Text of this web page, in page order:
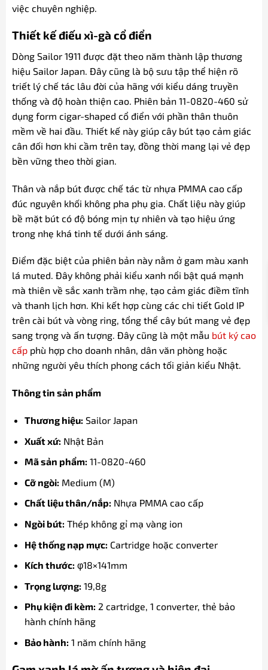
việc chuyên nghiệp.
Thiết kế điếu xì-gà cổ điển
Dòng Sailor 1911 được đặt theo năm thành lập thương
hiệu Sailor Japan. Đây cũng là bộ sưu tập thể hiện rõ
triết lý chế tác lâu đời của hãng với kiểu dáng truyền
thống và độ hoàn thiện cao. Phiên bản 11-0820-460 sử
dụng form cigar-shaped cổ điển với phần thân thuôn
mềm về hai đầu. Thiết kế này giúp cây bút tạo cảm giác
cân đối hơn khi cầm trên tay, đồng thời mang lại vẻ đẹp
bền vững theo thời gian.
Thân và nắp bút được chế tác từ nhựa PMMA cao cấp
đúc nguyên khối không pha phụ gia. Chất liệu này giúp
bề mặt bút có độ bóng mịn tự nhiên và tạo hiệu ứng
trong nhẹ khá tinh tế dưới ánh sáng.
Điểm đặc biệt của phiên bản này nằm ở gam màu xanh
lá muted. Đây không phải kiểu xanh nổi bật quá mạnh
mà thiên về sắc xanh trầm nhẹ, tạo cảm giác điềm tĩnh
và thanh lịch hơn. Khi kết hợp cùng các chi tiết Gold IP
trên cài bút và vòng ring, tổng thể cây bút mang vẻ đẹp
sang trọng và ấn tượng. Đây cũng là một mẫu bút ký cao
cấpphù hợp cho doanh nhân, dân văn phòng hoặc
những người yêu thích phong cách tối giản kiểu Nhật.
Thông tin sản phẩm
Thương hiệu: Sailor Japan
Xuất xứ: Nhật Bản
Mã sản phẩm: 11-0820-460
Cỡ ngòi: Medium (M)
Chất liệu thân/nắp: Nhựa PMMA cao cấp
Ngòi bút: Thép không gỉ mạ vàng ion
Hệ thống nạp mực: Cartridge hoặc converter
Kích thước: φ18×141mm
Trọng lượng: 19,8g
Phụ kiện đi kèm: 2 cartridge, 1 converter, thẻ bảo
hành chính hãng
Bảo hành: 1 năm chính hãng